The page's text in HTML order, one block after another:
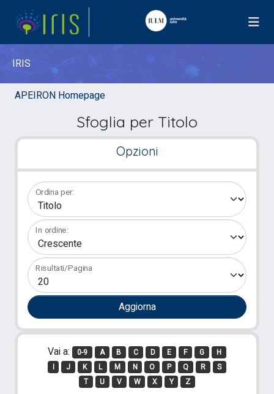
IRIS
APEIRON Homepage
Sfoglia per Titolo
Opzioni
Ordina per:
In ordine:
Risultati/Pagina
Vai a: 0-9 A B C D E F G
H
I
J K L M N O P Q R
S
T
U V W X Y Z